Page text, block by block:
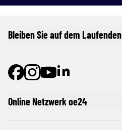
Online Netzwerk oe24
Bleiben Sie auf dem Laufenden